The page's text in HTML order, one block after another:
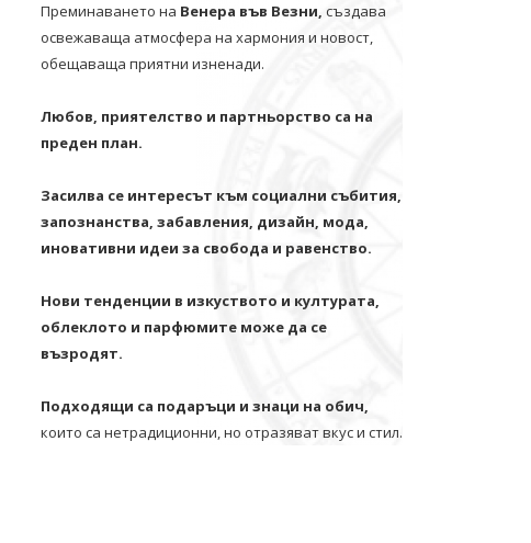
Преминаването на Венера във Везни, създава
освежаваща атмосфера на хармония и новост,
обещаваща приятни изненади.
Любов, приятелство и партньорство са на
преден план.
Засилва се интересът към социални събития,
запознанства, забавления, дизайн, мода,
иновативни идеи за свобода и равенство.
Нови тенденции в изкуството и културата,
облеклото и парфюмите може да се
възродят.
Подходящи са подаръци и знаци на обич,
които са нетрадиционни, но отразяват вкус и стил.